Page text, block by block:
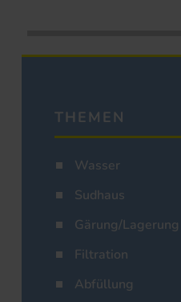
THEMEN
Wasser
Sudhaus
Gärung/Lagerung
Filtration
Abfüllung